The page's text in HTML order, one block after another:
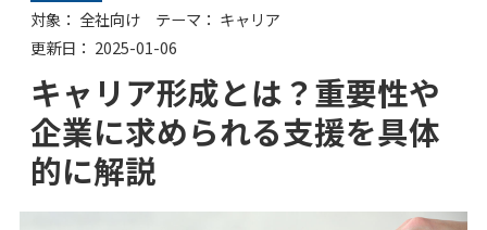
対象： 全社向け テーマ： キャリア
更新日： 2025-01-06
キャリア形成とは？重要性や
企業に求められる支援を具体
的に解説